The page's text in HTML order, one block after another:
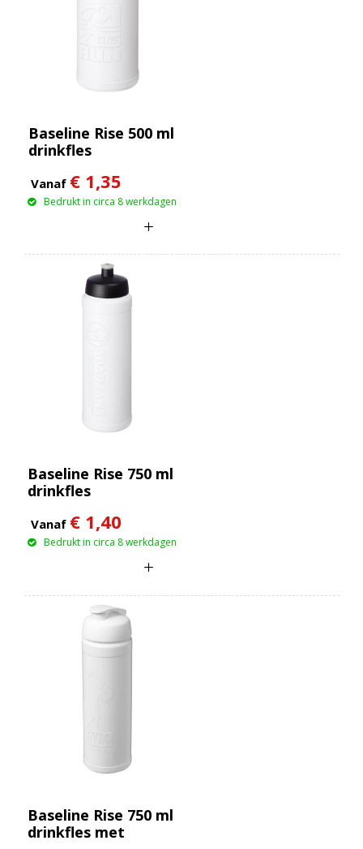
Baseline Rise 500 ml
drinkfles
Vanaf € 1,35
Bedrukt in circa 8 werkdagen
Baseline Rise 750 ml
drinkfles
Vanaf € 1,40
Bedrukt in circa 8 werkdagen
Baseline Rise 750 ml
drinkfles met